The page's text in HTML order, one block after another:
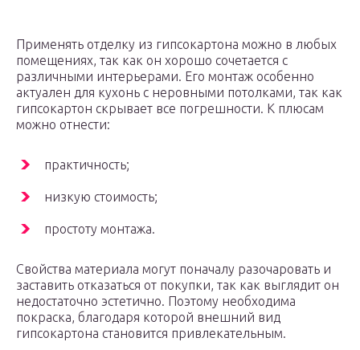
Применять отделку из гипсокартона можно в любых
помещениях, так как он хорошо сочетается с
различными интерьерами. Его монтаж особенно
актуален для кухонь с неровными потолками, так как
гипсокартон скрывает все погрешности. К плюсам
можно отнести:
практичность;
низкую стоимость;
простоту монтажа.
Свойства материала могут поначалу разочаровать и
заставить отказаться от покупки, так как выглядит он
недостаточно эстетично. Поэтому необходима
покраска, благодаря которой внешний вид
гипсокартона становится привлекательным.